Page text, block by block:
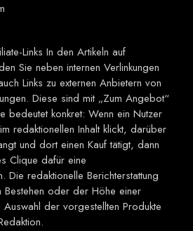
Links In den Artikeln auf
Sie neben internen Verlinkungen
Links zu externen Anbietern von
Diese sind mit „Zum Angebot“
bedeutet konkret: Wenn ein Nutzer
redaktionellen Inhalt klickt, darüber
und dort einen Kauf tätigt, dann
Clique dafür eine
Die redaktionelle Berichterstattung
Bestehen oder der Höhe einer
der vorgestellten Produkte